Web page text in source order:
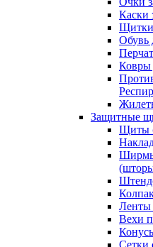
Каски
Обувь
Ковры
Защитные
Щиты
Ширмы
Ленты
Вехи
Сетки